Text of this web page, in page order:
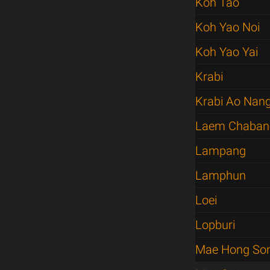
Koh Yao Noi
Koh Yao Yai
Krabi
Krabi Ao
Laem
Lampang
Lamphun
Loei
Lopburi
Mae Hong